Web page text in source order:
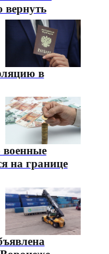
вернуть
в
военные
на границе